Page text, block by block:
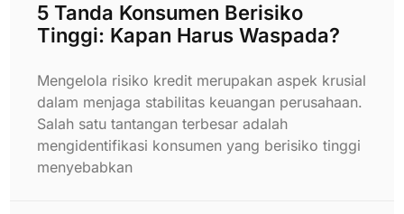
5 Tanda Konsumen Berisiko
Tinggi: Kapan Harus Waspada?
Mengelola risiko kredit merupakan aspek krusial
dalam menjaga stabilitas keuangan perusahaan.
Salah satu tantangan terbesar adalah
mengidentifikasi konsumen yang berisiko tinggi
menyebabkan